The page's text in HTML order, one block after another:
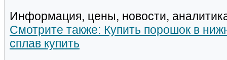
Информация, цены, новости,
Смотрите также: Купить порошок в
сплав купить